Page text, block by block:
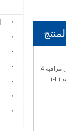
يمكن لمستشعر PISE-900 اختيار أقطاب أو اثنين من الأقطاب الانتقائية. في الوقت نفسه ، تم تجهيزه مع أقطاب الرقم الهيدروجيني ودرجة الحرارة كمعيار ، بحيث يمكن مراقبة 4
معلمات في وقت واحد. تشمل المعلمات الاختيارية للقطب الانتقائي الأيوني: النيتروجين الأمونيا (NH4+) ، نترات (NO3N) ، أيون البوتاسيوم (K+) ، كلوريد (CL-) ، الفلورايد (F-).